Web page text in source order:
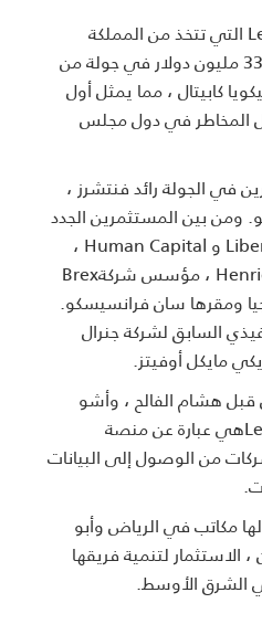
التي تتخذ من المملكة
العربية السعودية مقراً لها 33 مليون دولار في جولة من
كابيتال ، مما يمثل أول
المخاطر في دول مجلس
في الجولة رائد فنتشرز ،
ومن بين المستثمرين الجدد
وHuman Capital ،
، مؤسس شركةBrex
ومقرها سان فرانسيسكو.
السابق لشركة جنرال
مايكل أوفيتز.
في عام 2019 من قبل هشام الفالح ، وأشو
هي عبارة عن منصة
من الوصول إلى البيانات
.
مكاتب في الرياض وأبو
لتنمية فريقها
الشرق الأوسط.